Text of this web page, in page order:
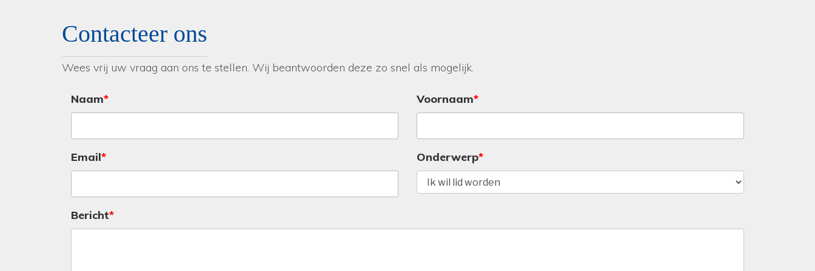
Contacteer ons
Wees vrij uw vraag aan ons te stellen. Wij beantwoorden deze zo snel als mogelijk.
Naam Voornaam
Email Onderwerp
Bericht